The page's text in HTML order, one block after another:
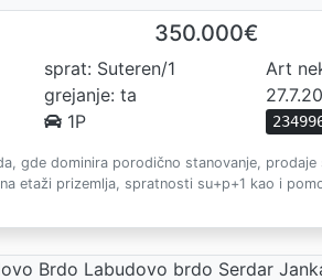
350.000€
sprat: Suteren/1
grejanje: ta
1P
Art
gde dominira porodično stanovanje, prodaje
etaži prizemlja, spratnosti su+p+1 kao i
Brdo Labudovo brdo Serdar